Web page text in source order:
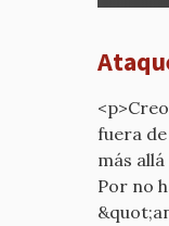
fuera
más
Por no